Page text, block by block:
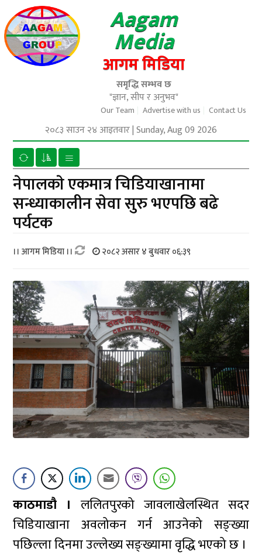
Aagam
Media
आगम मिडिया
समृद्धि सम्भव छ
"ज्ञान, सीप र अनुभव"
Our Team Advertise with us Contact Us
२०८३ साउन २४ आइतवार|Sunday, Aug 09 2026
नेपालकाे एकमात्र चिडियाखानामा
सन्ध्याकालीन सेवा सुरु भएपछि बढे
पर्यटक
।। आगम मिडिया ।। २०८२ असार ४ बुधवार ०६:३९
काठमाडौ । ललितपुरको जावलाखेलस्थित सदर
चिडियाखाना अवलोकन गर्न आउनेको सङ्ख्या
पछिल्ला दिनमा उल्लेख्य सङ्ख्यामा वृद्धि भएको छ ।